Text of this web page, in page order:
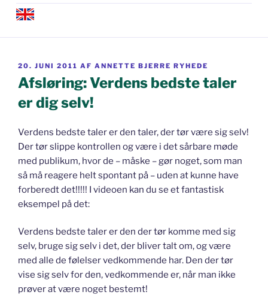
UDGIVET
DEN
20. JUNI 2011 AF ANNETTE BJERRE RYHEDE
Afsløring: Verdens bedste taler
er dig selv!
Verdens bedste taler er den taler, der tør være sig selv!
Der tør slippe kontrollen og være i det sårbare møde
med publikum, hvor de – måske – gør noget, som man
så må reagere helt spontant på – uden at kunne have
forberedt det!!!!! I videoen kan du se et fantastisk
eksempel på det:
Verdens bedste taler er den der tør komme med sig
selv, bruge sig selv i det, der bliver talt om, og være
med alle de følelser vedkommende har. Den der tør
vise sig selv for den, vedkommende er, når man ikke
prøver at være noget bestemt!